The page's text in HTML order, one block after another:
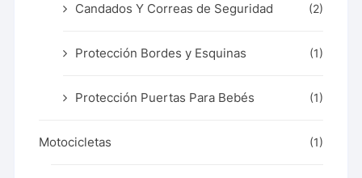
Candados Y Correas de Seguridad (2)
Protección Bordes y Esquinas (1)
Protección Puertas Para Bebés (1)
Motocicletas (1)